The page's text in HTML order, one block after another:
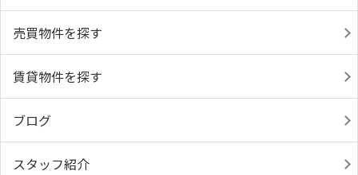
売買物件を探す
賃貸物件を探す
ブログ
スタッフ紹介